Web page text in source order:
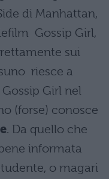
di Manhattan,
Gossip Girl,
sui
riesce a
Girl nel
(forse) conosce
. Da quello che
informata
o magari